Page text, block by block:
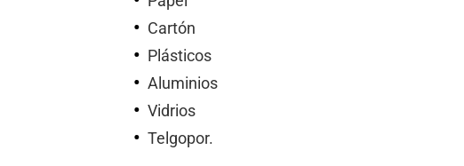
Cartón
Plásticos
Aluminios
Vidrios
Telgopor.